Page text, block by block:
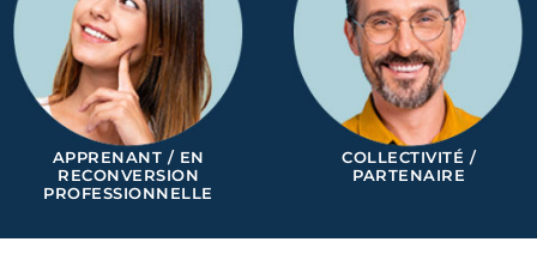
APPRENANT / EN
RECONVERSION
PROFESSIONNELLE
COLLECTIVITÉ /
PARTENAIRE